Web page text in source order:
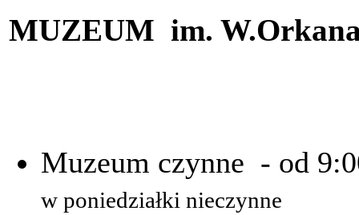
MUZEUM im.
Muzeum czynne - od
w poniedziałki nieczynne